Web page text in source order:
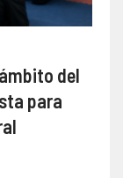
del
para